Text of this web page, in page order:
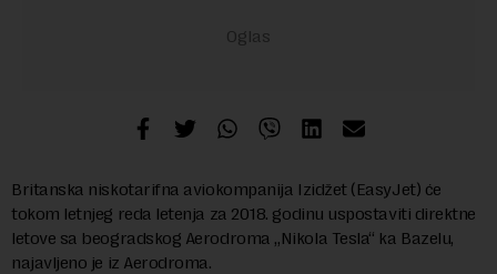
Britanska niskotarifna aviokompanija Izidžet (EasyJet) će
tokom letnjeg reda letenja za 2018. godinu uspostaviti direktne
letove sa beogradskog Aerodroma „Nikola Tesla“ ka Bazelu,
najavljeno je iz Aerodroma.